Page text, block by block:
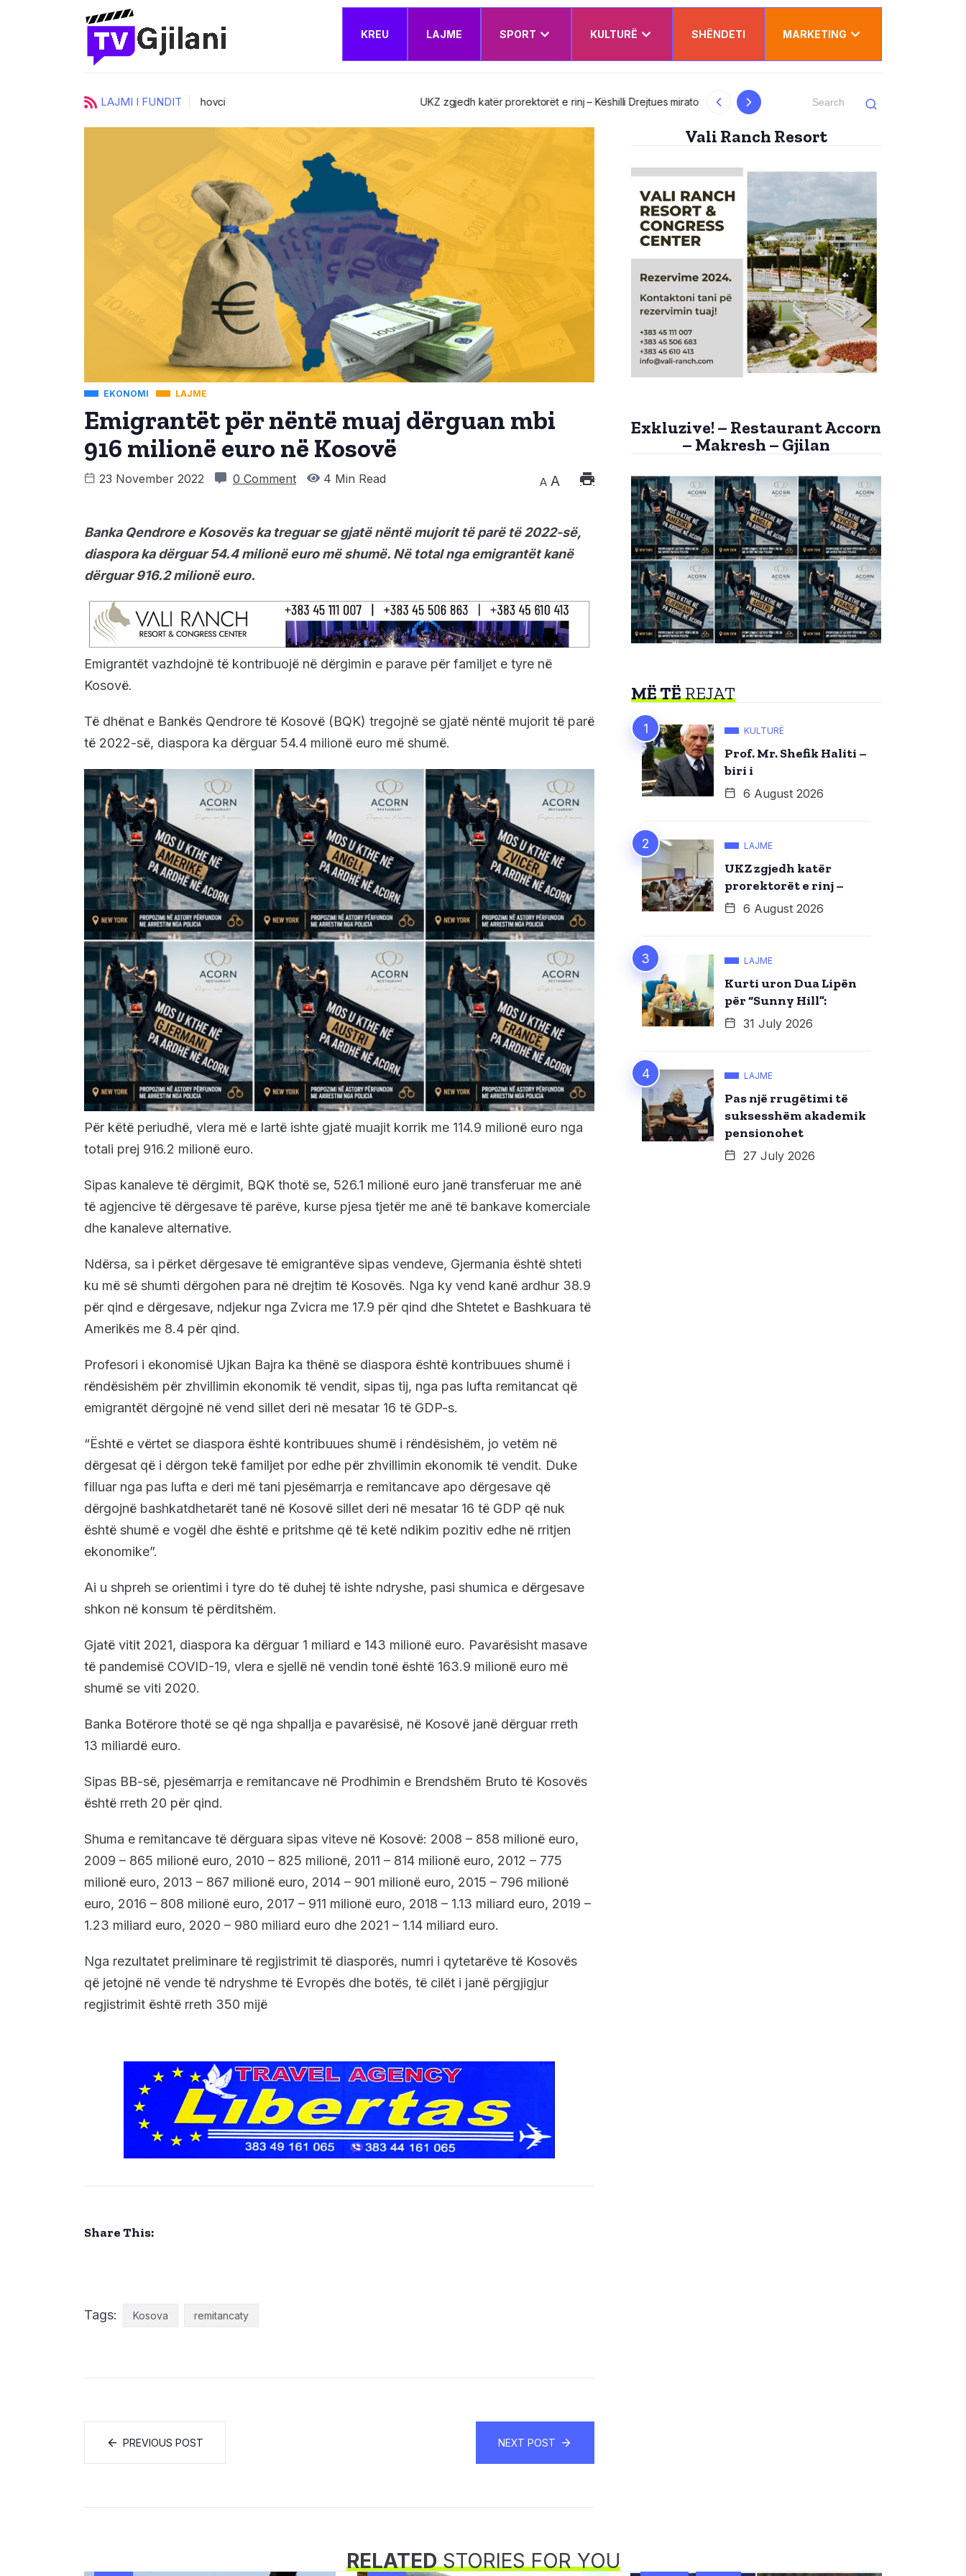
KREU LAJME SPORT KULTURË SHËNDETI MARKETING
LAJMI I FUNDIT UKZ zgjedh katër prorektorët e rinj – Këshilli Drejtues miraton edhe Planin e Veprimit Institucional Kurti uron Dua Lipën për “Sunny Hill”:
EKONOMI LAJME
Emigrantët për nëntë muaj dërguan mbi
916 milionë euro në Kosovë
23 November 2022 0 Comment 4 Min Read A A
Banka Qendrore e Kosovës ka treguar se gjatë nëntë mujorit të parë të 2022-së,
diaspora ka dërguar 54.4 milionë euro më shumë. Në total nga emigrantët kanë
dërguar 916.2 milionë euro.
Emigrantët vazhdojnë të kontribuojë në dërgimin e parave për familjet e tyre në
Kosovë.
Të dhënat e Bankës Qendrore të Kosovë (BQK) tregojnë se gjatë nëntë mujorit të parë
të 2022-së, diaspora ka dërguar 54.4 milionë euro më shumë.
Për këtë periudhë, vlera më e lartë ishte gjatë muajit korrik me 114.9 milionë euro nga
totali prej 916.2 milionë euro.
Sipas kanaleve të dërgimit, BQK thotë se, 526.1 milionë euro janë transferuar me anë
të agjencive të dërgesave të parëve, kurse pjesa tjetër me anë të bankave komerciale
dhe kanaleve alternative.
Ndërsa, sa i përket dërgesave të emigrantëve sipas vendeve, Gjermania është shteti
ku më së shumti dërgohen para në drejtim të Kosovës. Nga ky vend kanë ardhur 38.9
për qind e dërgesave, ndjekur nga Zvicra me 17.9 për qind dhe Shtetet e Bashkuara të
Amerikës me 8.4 për qind.
Profesori i ekonomisë Ujkan Bajra ka thënë se diaspora është kontribuues shumë i
rëndësishëm për zhvillimin ekonomik të vendit, sipas tij, nga pas lufta remitancat që
emigrantët dërgojnë në vend sillet deri në mesatar 16 të GDP-s.
“Është e vërtet se diaspora është kontribuues shumë i rëndësishëm, jo vetëm në
dërgesat që i dërgon tekë familjet por edhe për zhvillimin ekonomik të vendit. Duke
filluar nga pas lufta e deri më tani pjesëmarrja e remitancave apo dërgesave që
dërgojnë bashkatdhetarët tanë në Kosovë sillet deri në mesatar 16 të GDP që nuk
është shumë e vogël dhe është e pritshme që të ketë ndikim pozitiv edhe në rritjen
ekonomike”.
Ai u shpreh se orientimi i tyre do të duhej të ishte ndryshe, pasi shumica e dërgesave
shkon në konsum të përditshëm.
Gjatë vitit 2021, diaspora ka dërguar 1 miliard e 143 milionë euro. Pavarësisht masave
të pandemisë COVID-19, vlera e sjellë në vendin tonë është 163.9 milionë euro më
shumë se viti 2020.
Banka Botërore thotë se që nga shpallja e pavarësisë, në Kosovë janë dërguar rreth
13 miliardë euro.
Sipas BB-së, pjesëmarrja e remitancave në Prodhimin e Brendshëm Bruto të Kosovës
është rreth 20 për qind.
Shuma e remitancave të dërguara sipas viteve në Kosovë: 2008 – 858 milionë euro,
2009 – 865 milionë euro, 2010 – 825 milionë, 2011 – 814 milionë euro, 2012 – 775
milionë euro, 2013 – 867 milionë euro, 2014 – 901 milionë euro, 2015 – 796 milionë
euro, 2016 – 808 milionë euro, 2017 – 911 milionë euro, 2018 – 1.13 miliard euro, 2019 –
1.23 miliard euro, 2020 – 980 miliard euro dhe 2021 – 1.14 miliard euro.
Nga rezultatet preliminare të regjistrimit të diasporës, numri i qytetarëve të Kosovës
që jetojnë në vende të ndryshme të Evropës dhe botës, të cilët i janë përgjigjur
regjistrimit është rreth 350 mijë
Share This:
Tags: Kosova remitancaty
PREVIOUS POST NEXT POST
Vali Ranch Resort
Exkluzive! – Restaurant Accorn
– Makresh – Gjilan
MË TËREJAT
KULTURË
Prof. Mr. Shefik Haliti –
biri i
6 August 2026
LAJME
UKZ zgjedh katër
prorektorët e rinj –
6 August 2026
LAJME
Kurti uron Dua Lipën
për “Sunny Hill”:
31 July 2026
LAJME
Pas një rrugëtimi të
suksesshëm akademik
pensionohet
27 July 2026
RELATEDSTORIES FOR YOU